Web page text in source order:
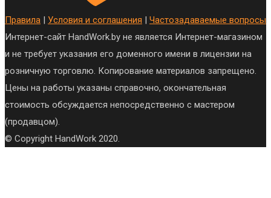
Правила | Условия и соглашения | Частозадаваемые вопросы
Интернет-сайт HandWork.by не является Интернет-магазином
и не требует указания его доменного имени в лицензии на
розничную торговлю. Копирование материалов запрещено.
Цены на работы указаны справочно, окончательная
стоимость обсуждается непосредственно с мастером
(продавцом).
© Copyright HandWork 2020.